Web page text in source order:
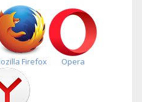
Firefox Opera